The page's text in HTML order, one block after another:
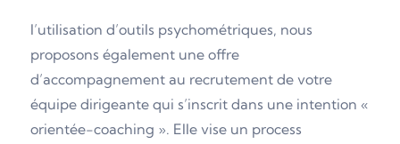
l’utilisation d’outils psychométriques, nous
proposons également une offre
d’accompagnement au recrutement de votre
équipe dirigeante qui s’inscrit dans une intention «
orientée-coaching ». Elle vise un process